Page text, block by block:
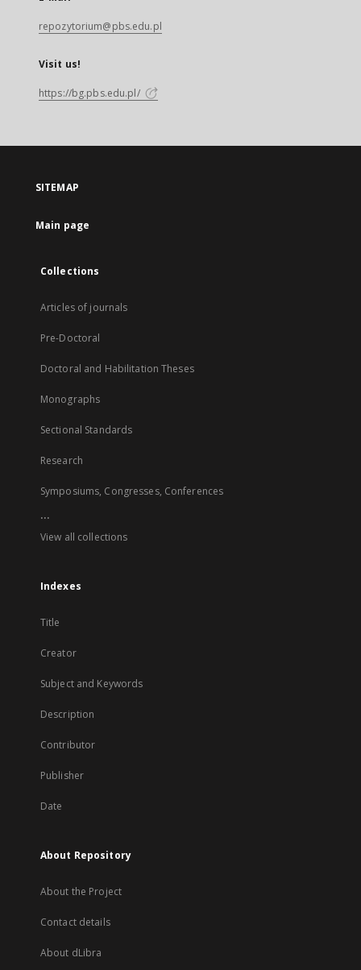
repozytorium@pbs.edu.pl
Visit us!
https://bg.pbs.edu.pl/
SITEMAP
Main page
Collections
Articles of journals
Pre-Doctoral
Doctoral and Habilitation Theses
Monographs
Sectional Standards
Research
Symposiums, Congresses, Conferences
...
View all collections
Indexes
Title
Creator
Subject and Keywords
Description
Contributor
Publisher
Date
About Repository
About the Project
Contact details
About dLibra